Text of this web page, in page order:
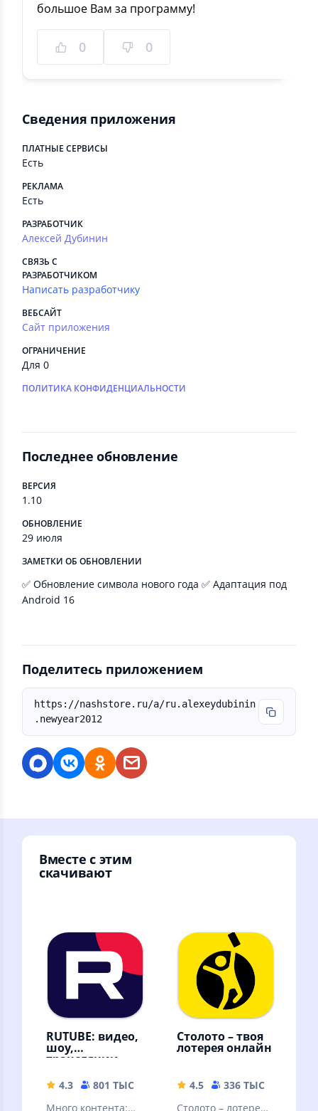
большое Вам за программу!
0 0
Сведения приложения
ПЛАТНЫЕ СЕРВИСЫ
Есть
РЕКЛАМА
Есть
РАЗРАБОТЧИК
Алексей Дубинин
СВЯЗЬ С
РАЗРАБОТЧИКОМ
Написать разработчику
ВЕБСАЙТ
Сайт приложения
ОГРАНИЧЕНИЕ
Для 0
ПОЛИТИКА КОНФИДЕНЦИАЛЬНОСТИ
Последнее обновление
ВЕРСИЯ
1.10
ОБНОВЛЕНИЕ
29 июля
ЗАМЕТКИ ОБ ОБНОВЛЕНИИ
✅ Обновление символа нового года ✅ Адаптация под
Android 16
Поделитесь приложением
https://nashstore.ru/a/ru.alexeydubinin
.newyear2012
Вместе с этим
скачивают
RUTUBE: видео,
шоу,
трансляции
4.3 801 ТЫС
42.88 MB
Много контента:
Столото – твоя
лотерея онлайн
4.5 336 ТЫС
Столото – лотерея,